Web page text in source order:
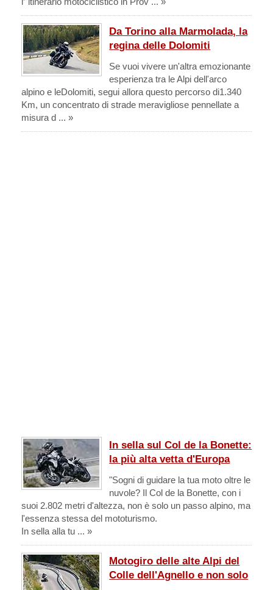
Da Torino alla Marmolada, la
regina delle Dolomiti
Se vuoi vivere un'altra emozionante
esperienza tra le Alpi dell'arco
alpino e leDolomiti, segui allora questo percorso di1.340
Km, un concentrato di strade meravigliose pennellate a
misura d ... »
In sella sul Col de la Bonette:
la più alta vetta d'Europa
"Sogni di guidare la tua moto oltre le
nuvole? Il Col de la Bonette, con i
suoi 2.802 metri d'altezza, non è solo un passo alpino, ma
l'essenza stessa del mototurismo.
In sella alla tu ... »
Motogiro delle alte Alpi del
Colle dell'Agnello e non solo